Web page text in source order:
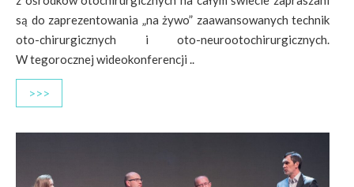
są do zaprezentowania „na żywo” zaawansowanych technik
oto-chirurgicznych i oto-neurootochirurgicznych.
W tegorocznej wideokonferencji ..
>>>